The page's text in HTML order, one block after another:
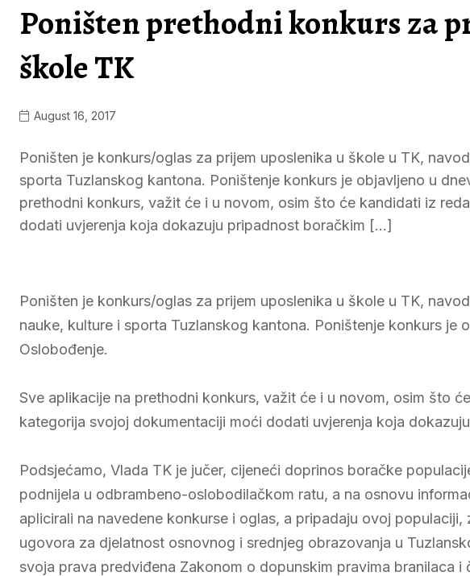
Poništen prethodni konkurs za
škole TK
August 16, 2017
Poništen je konkurs/oglas za prijem uposlenika u škole u TK,
sporta Tuzlanskog kantona. Poništenje konkurs je objavljeno u
prethodni konkurs, važit će i u novom, osim što će kandidati iz
dodati uvjerenja koja dokazuju pripadnost boračkim […]
Poništen je konkurs/oglas za prijem uposlenika u škole u TK,
nauke, kulture i sporta Tuzlanskog kantona. Poništenje konkurs je
Oslobođenje.
Sve aplikacije na prethodni konkurs, važit će i u novom, osim što
kategorija svojoj dokumentaciji moći dodati uvjerenja koja
Podsjećamo, Vlada TK je jučer, cijeneći doprinos boračke
podnijela u odbrambeno-oslobodilačkom ratu, a na osnovu
aplicirali na navedene konkurse i oglas, a pripadaju ovoj
ugovora za djelatnost osnovnog i srednjeg obrazovanja u
svoja prava predviđena Zakonom o dopunskim pravima branilaca i